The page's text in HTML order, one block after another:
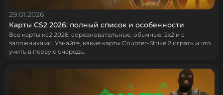
29.01.2026
Карты CS2 2026: полный список и особенности
Все карты кс2 2026: соревновательные, обычные, 2х2 и с
заложниками. Узнайте, какие карты Counter‑Strike 2 играть и что
учить в первую очередь.